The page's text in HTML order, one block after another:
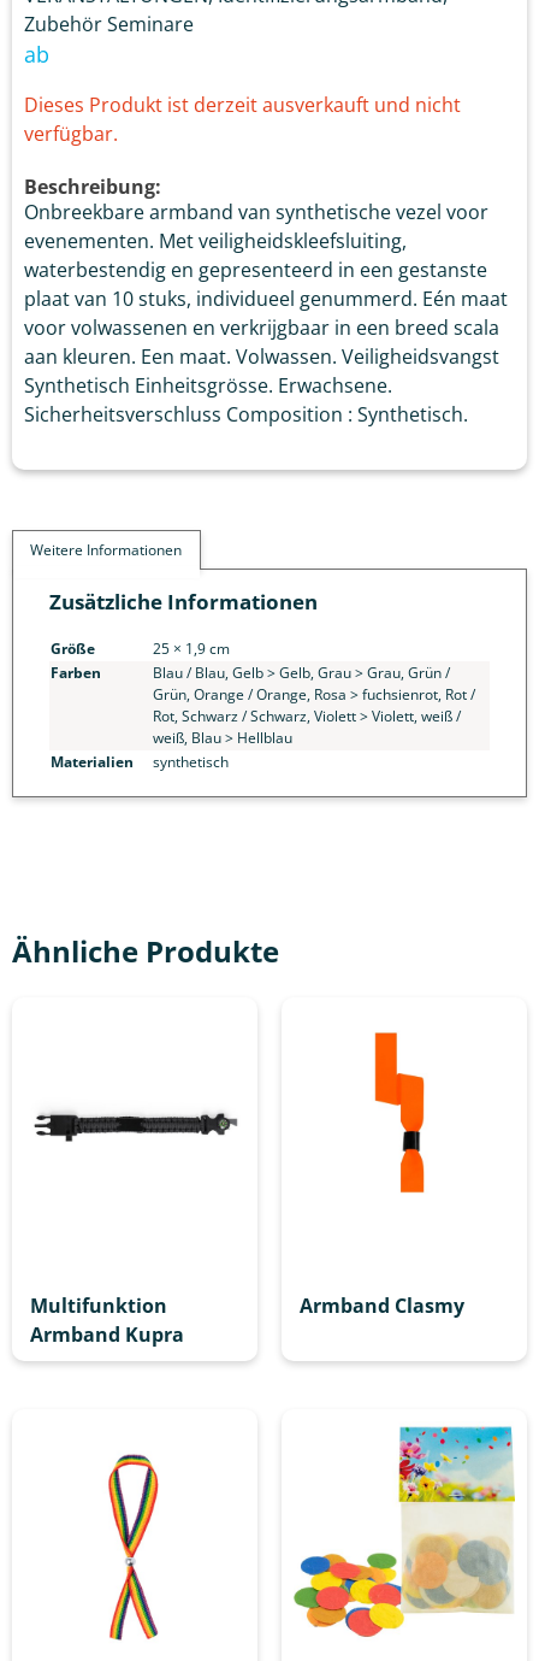
Zubehör Seminare
ab
Dieses Produkt ist derzeit ausverkauft und nicht
verfügbar.
Beschreibung:
Onbreekbare armband van synthetische vezel voor
evenementen. Met veiligheidskleefsluiting,
waterbestendig en gepresenteerd in een gestanste
plaat van 10 stuks, individueel genummerd. Eén maat
voor volwassenen en verkrijgbaar in een breed scala
aan kleuren. Een maat. Volwassen. Veiligheidsvangst
Synthetisch Einheitsgrösse. Erwachsene.
Sicherheitsverschluss Composition : Synthetisch.
Weitere Informationen
Zusätzliche Informationen
Größe
25 × 1,9 cm
Farben
Blau / Blau, Gelb > Gelb, Grau > Grau, Grün /
Grün, Orange / Orange, Rosa > fuchsienrot, Rot /
Rot, Schwarz / Schwarz, Violett > Violett, weiß /
weiß, Blau > Hellblau
Materialien
synthetisch
Ähnliche Produkte
Multifunktion
Armband Kupra
Armband Clasmy